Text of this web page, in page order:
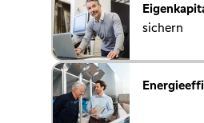
sichern